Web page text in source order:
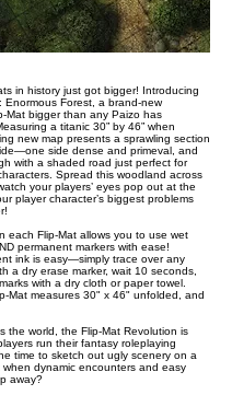
in history just got bigger! Introducing
Enormous Forest, a brand-new
Mat bigger than any Paizo has
a titanic 30” by 46” when
new map presents a sprawling section
side dense and primeval, and
with a shaded road just perfect for
Spread this woodland across
your players’ eyes pop out at the
player character’s biggest problems
each Flip-Mat allows you to use wet
permanent markers with ease!
ink is easy—simply trace over any
a dry erase marker, wait 10 seconds,
with a dry cloth or paper towel.
Mat measures 30" x 46" unfolded, and
the world, the Flip-Mat Revolution is
run their fantasy roleplaying
time to sketch out ugly scenery on a
when dynamic encounters and easy
away?